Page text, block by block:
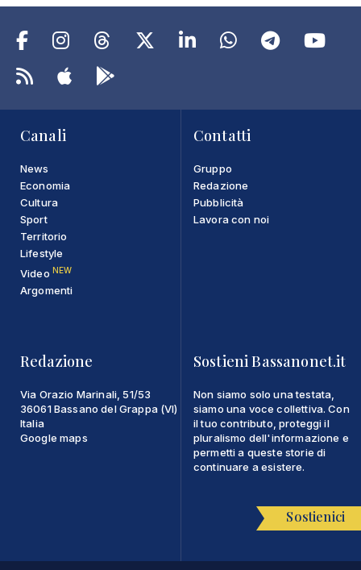
Canali
News
Economia
Cultura
Sport
Territorio
Lifestyle
Video NEW
Argomenti
Contatti
Gruppo
Redazione
Pubblicità
Lavora con noi
Redazione
Via Orazio Marinali, 51/53
36061 Bassano del Grappa (VI)
Italia
Google maps
Sostieni Bassanonet.it
Non siamo solo una testata,
siamo una voce collettiva. Con
il tuo contributo, proteggi il
pluralismo dell'informazione e
permetti a queste storie di
continuare a esistere.
Sostienici